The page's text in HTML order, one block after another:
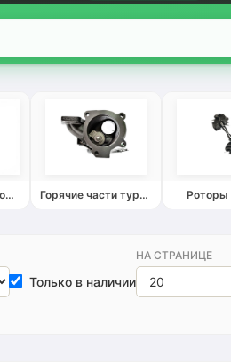
Запчасти актуаторов турбин Горячие части турбин Роторы
Только в наличии
НА СТРАНИЦЕ